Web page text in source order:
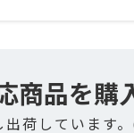
商品を購
荷しています